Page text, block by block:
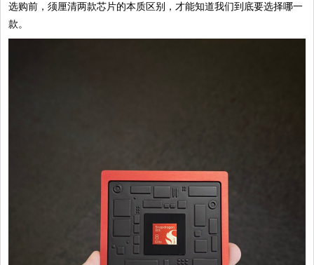
选购前，须厘清两款芯片的本质区别，才能知道我们到底要选择哪一
款。